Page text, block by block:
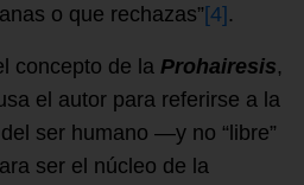
o que rechazas”[4].
concepto de la Prohairesis,
el autor para referirse a la
ser humano —y no “libre”
ser el núcleo de la